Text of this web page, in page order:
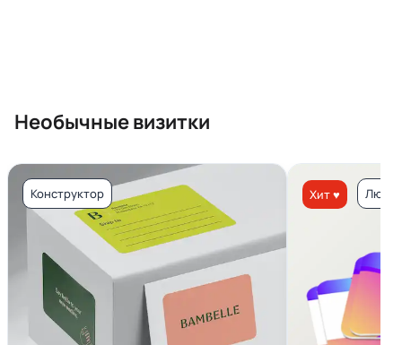
Необычные визитки
Конструктор Хит ♥ Люкс